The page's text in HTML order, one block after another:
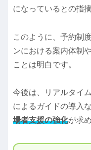
になっているとの指
このように、予約制
ンにおける案内体制
ことは明白です。
今後は、リアルタイ
によるガイドの導入
場者支援の強化が求